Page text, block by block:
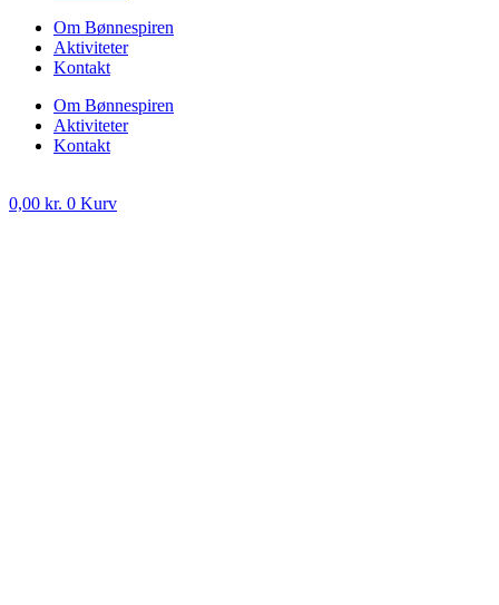
Om Bønnespiren
Aktiviteter
Kontakt
Om Bønnespiren
Aktiviteter
Kontakt
0,00 kr. 0 Kurv